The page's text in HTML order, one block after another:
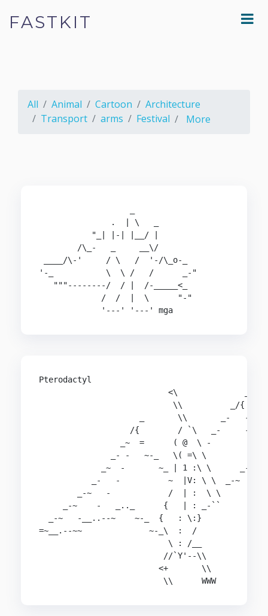
FASTKIT
All Animal Cartoon
Architecture
Transport
arms Festival More
               .  | \   _
           "_| |-| |__/ |
        /\_-   _     __\/
____/\-'     / \   /  '-/\_o-_
'-_           \  \ /   /      _-"
   """--------/  / |  /-_____<_
             /  /  |  \      "-"
Pterodactyl
                           <\              _
                            \\          _/{
                     _       \\       _-   -_
                   /{        / `\   _-     - -_
_~  =      ( @  \ -        -
_- -   ~-_   \( =\ \           -
_~  -       ~_ | 1 :\ \      _-~-_
_-   -          ~  |V: \ \  _-~
_-~   -            /  | :  \ \
_-~    -   _.._      {   | : _-``
  _-~   -__..--~    ~-_  {   : \:}
=~__.--~~              ~-_\  :  /
                           \ : /__
                          //`Y'--\\
                         <+       \\
                          \\      WWW